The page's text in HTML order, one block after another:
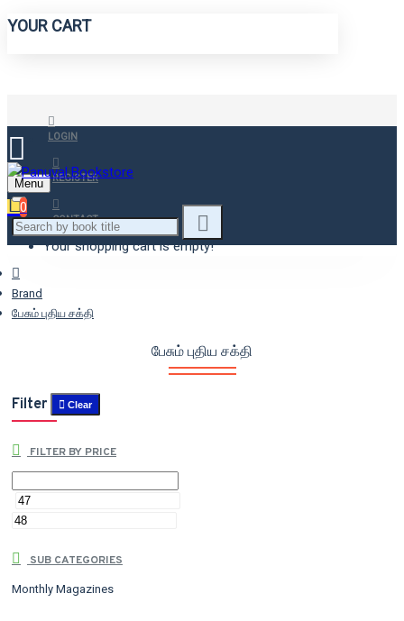
YOUR CART
LOGIN
REGISTER
CONTACT
Menu
0
Your shopping cart is empty!
Brand
பேசும் புதிய சக்தி
பேசும் புதிய சக்தி
Filter Clear
FILTER BY PRICE
SUB CATEGORIES
Monthly Magazines